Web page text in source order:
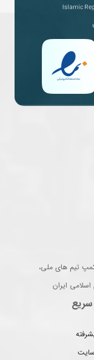
کمپ تیم های ملی،
ایران